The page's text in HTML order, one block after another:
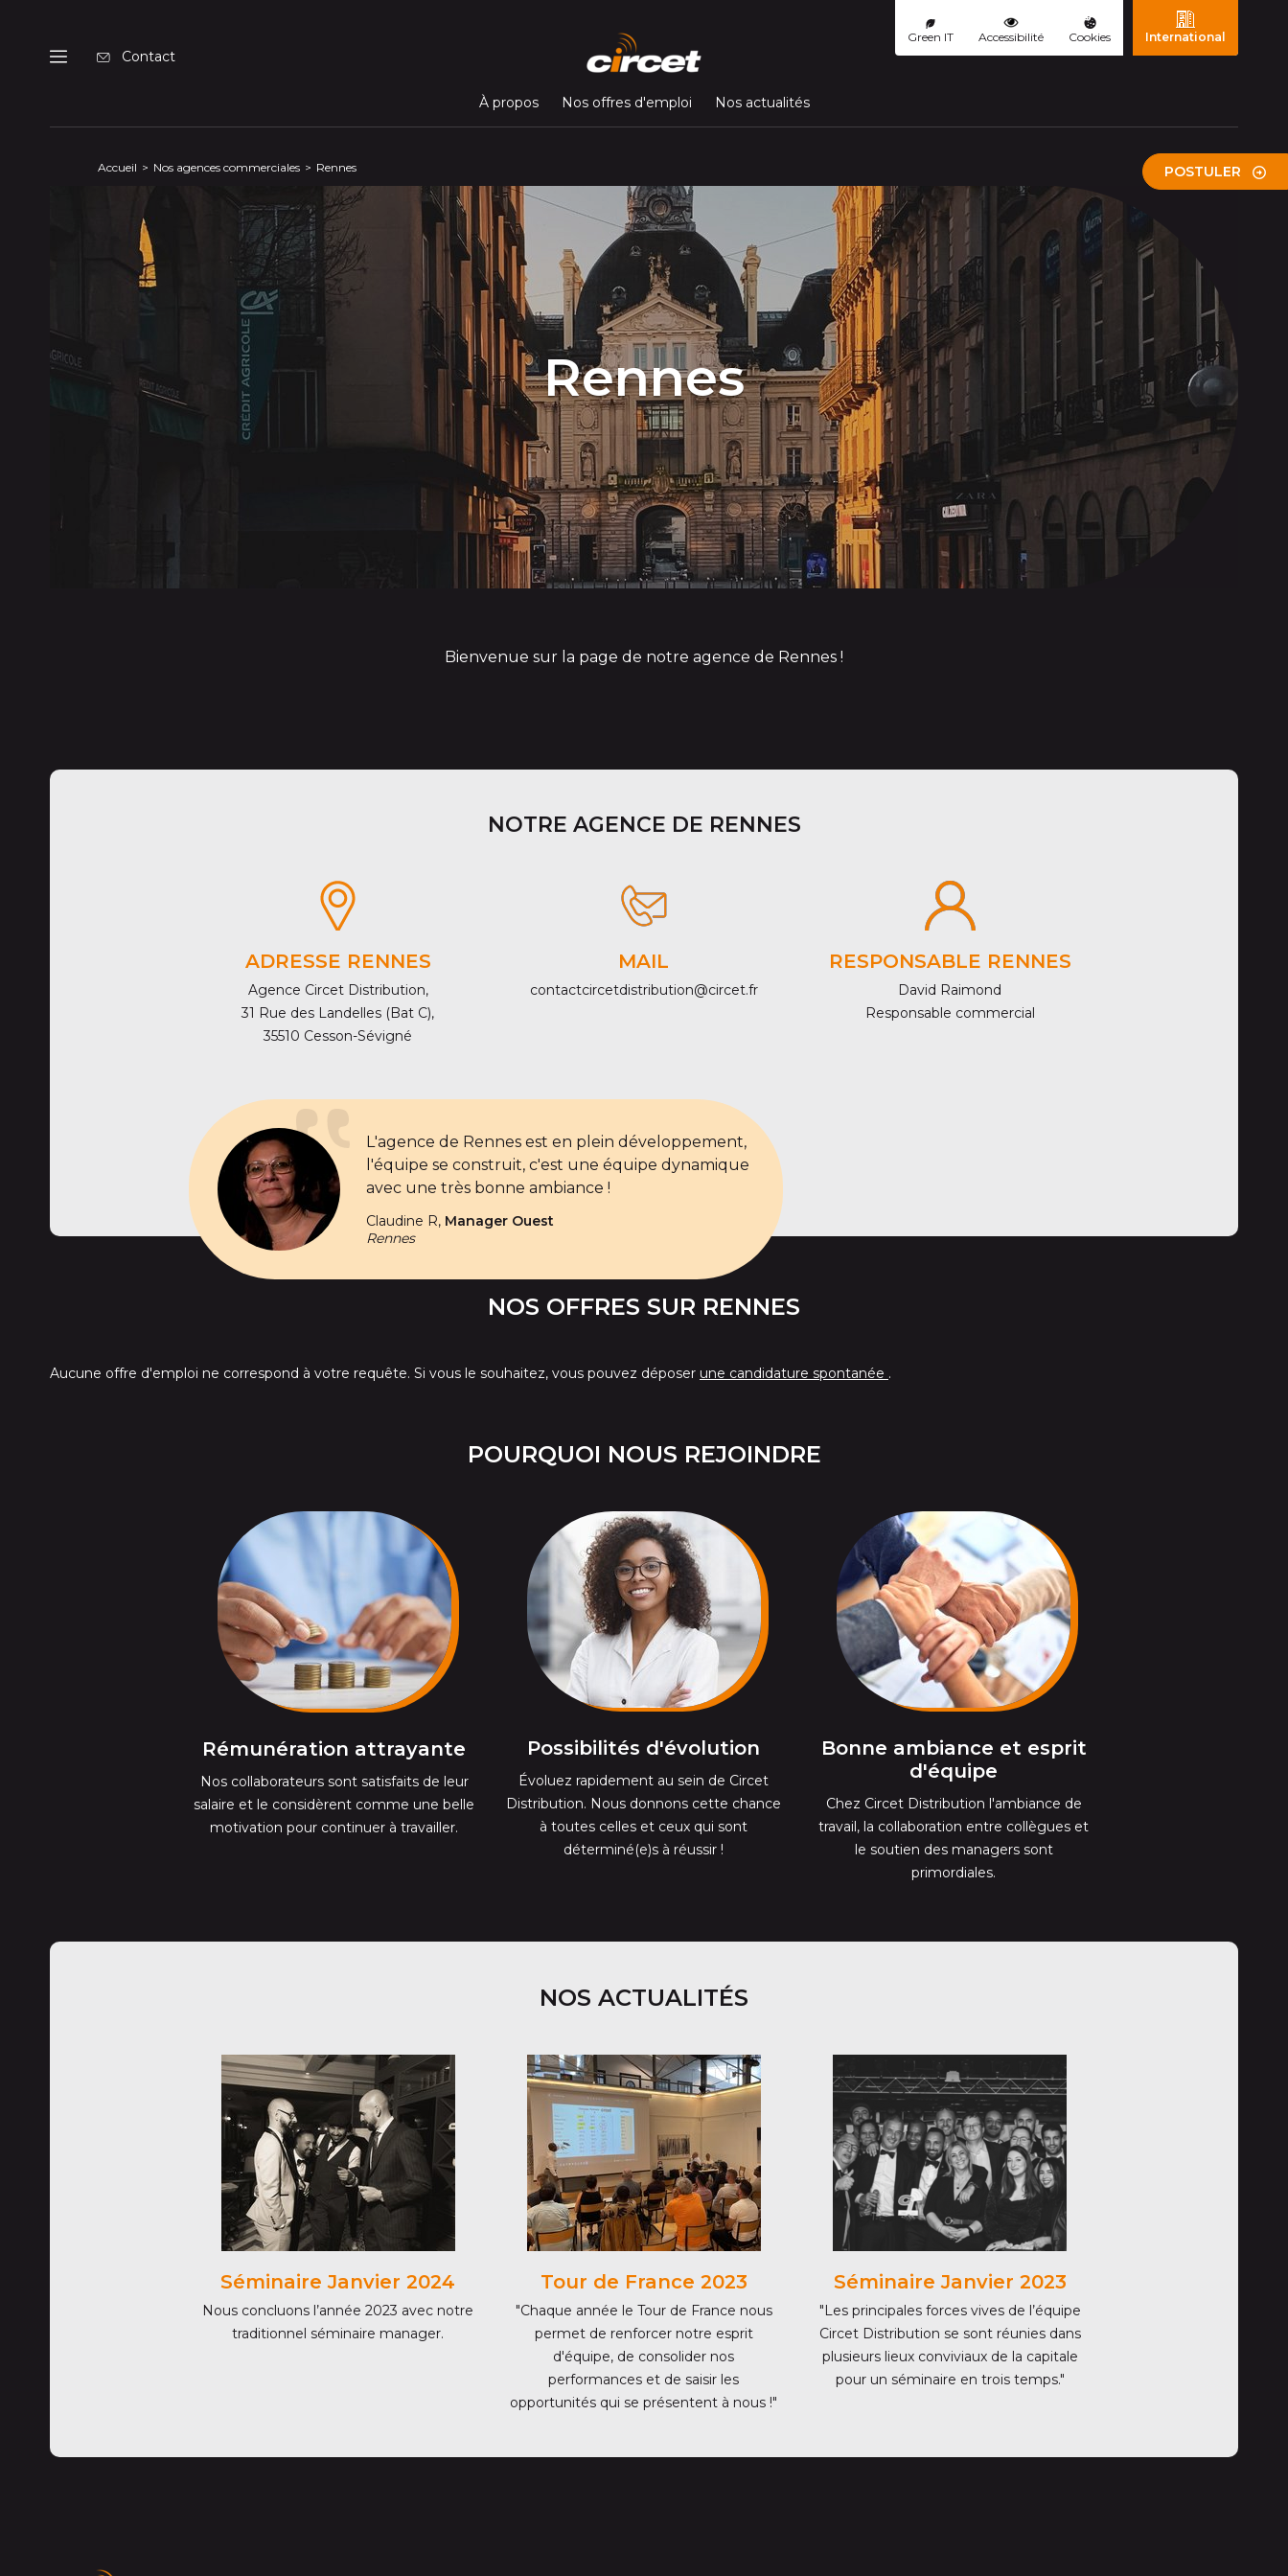
Green IT Accessibilité Cookies International
Menu
Contact
À propos Nos offres d'emploi Nos actualités
Accueil Nos agences commerciales Rennes
Rennes
Bienvenue sur la page de notre agence de Rennes !
NOTRE AGENCE DE RENNES
ADRESSE RENNES
Agence Circet Distribution,
31 Rue des Landelles (Bat C),
35510 Cesson-Sévigné
MAIL
contactcircetdistribution@circet.fr
RESPONSABLE RENNES
David Raimond
Responsable commercial
L'agence de Rennes est en plein développement,
l'équipe se construit, c'est une équipe dynamique
avec une très bonne ambiance !
Claudine R, Manager Ouest
Rennes
NOS OFFRES SUR RENNES
Aucune offre d'emploi ne correspond à votre requête. Si vous le souhaitez, vous pouvez déposer une candidature spontanée .
POURQUOI NOUS REJOINDRE
Rémunération attrayante
Nos collaborateurs sont satisfaits de leur
salaire et le considèrent comme une belle
motivation pour continuer à travailler.
Possibilités d'évolution
Évoluez rapidement au sein de Circet
Distribution. Nous donnons cette chance
à toutes celles et ceux qui sont
déterminé(e)s à réussir !
Bonne ambiance et esprit
d'équipe
Chez Circet Distribution l'ambiance de
travail, la collaboration entre collègues et
le soutien des managers sont
primordiales.
NOS ACTUALITÉS
Séminaire Janvier 2024
Nous concluons l’année 2023 avec notre
traditionnel séminaire manager.
Tour de France 2023
"Chaque année le Tour de France nous
permet de renforcer notre esprit
d'équipe, de consolider nos
performances et de saisir les
opportunités qui se présentent à nous !"
Séminaire Janvier 2023
"Les principales forces vives de l’équipe
Circet Distribution se sont réunies dans
plusieurs lieux conviviaux de la capitale
pour un séminaire en trois temps."
POSTULER